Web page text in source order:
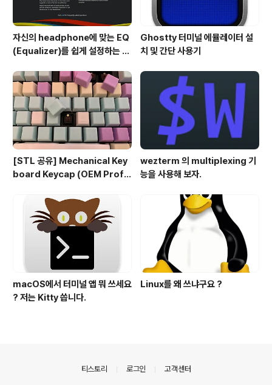
자신의 headphone에 맞는 EQ
(Equalizer)를 쉽게 설정하는 방
Ghostty 터미널 에뮬레이터 설
치 및 간단 사용기
[STL 공유] Mechanical Key
board Keycap (OEM Profil
wezterm 의 multiplexing 기
능을 사용해 보자.
macOS에서 터미널 앱 뭐 쓰세요
? 저는 Kitty 씁니다.
Linux를 왜 쓰냐구요 ?
티스토리 로그인 고객센터